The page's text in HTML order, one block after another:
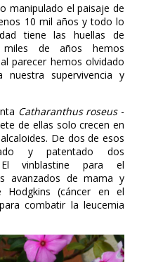
manipulado el paisaje de
10 mil años y todo lo
tiene las huellas de
miles de años hemos
parecer hemos olvidado
supervivencia y
Catharanthus roseus-
de ellas solo crecen en
De dos de esos
y patentado dos
El vinblastine para el
avanzados de mama y
(cáncer en el
combatir la leucemia